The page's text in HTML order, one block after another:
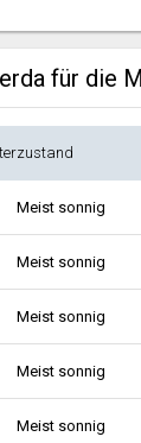
für die
Meist sonnig
Meist sonnig
Meist sonnig
Meist sonnig
Meist sonnig